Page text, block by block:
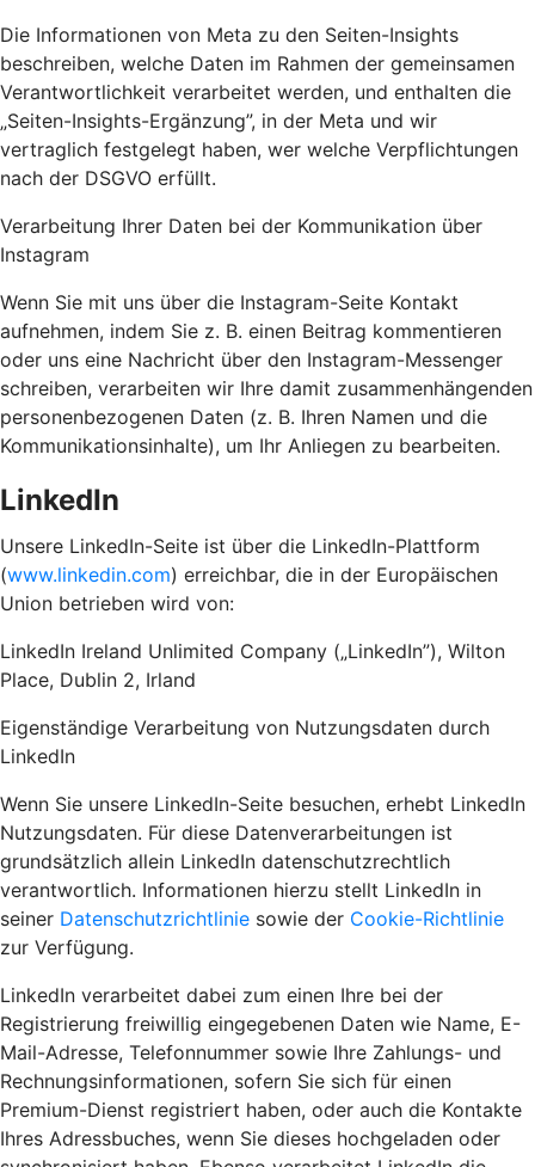
Die Informationen von Meta zu den Seiten-Insights
beschreiben, welche Daten im Rahmen der gemeinsamen
Verantwortlichkeit verarbeitet werden, und enthalten die
„Seiten-Insights-Ergänzung”, in der Meta und wir
vertraglich festgelegt haben, wer welche Verpflichtungen
nach der DSGVO erfüllt.
Verarbeitung Ihrer Daten bei der Kommunikation über
Instagram
Wenn Sie mit uns über die Instagram-Seite Kontakt
aufnehmen, indem Sie z. B. einen Beitrag kommentieren
oder uns eine Nachricht über den Instagram-Messenger
schreiben, verarbeiten wir Ihre damit zusammenhängenden
personenbezogenen Daten (z. B. Ihren Namen und die
Kommunikationsinhalte), um Ihr Anliegen zu bearbeiten.
LinkedIn
Unsere LinkedIn-Seite ist über die LinkedIn-Plattform
(www.linkedin.com) erreichbar, die in der Europäischen
Union betrieben wird von:
LinkedIn Ireland Unlimited Company („LinkedIn”), Wilton
Place, Dublin 2, Irland
Eigenständige Verarbeitung von Nutzungsdaten durch
LinkedIn
Wenn Sie unsere LinkedIn-Seite besuchen, erhebt LinkedIn
Nutzungsdaten. Für diese Datenverarbeitungen ist
grundsätzlich allein LinkedIn datenschutzrechtlich
verantwortlich. Informationen hierzu stellt LinkedIn in
seiner Datenschutzrichtlinie sowie der Cookie-Richtlinie
zur Verfügung.
LinkedIn verarbeitet dabei zum einen Ihre bei der
Registrierung freiwillig eingegebenen Daten wie Name, E-
Mail-Adresse, Telefonnummer sowie Ihre Zahlungs- und
Rechnungsinformationen, sofern Sie sich für einen
Premium-Dienst registriert haben, oder auch die Kontakte
Ihres Adressbuches, wenn Sie dieses hochgeladen oder